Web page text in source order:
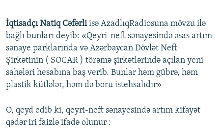
İqtisadçı Natiq Cəfərliisə AzadlıqRadiosuna mövzu ilə
bağlı bunları deyib: «Qeyri-neft sənayesində əsas artım
sənaye parklarında və Azərbaycan Dövlət Neft
Şirkətinin ( SOCAR ) törəmə şirkətlərində açılan yeni
sahələri hesabına baş verib. Bunlar həm gübrə, həm
plastik kütlələr, həm də boru istehsalıdır»
O, qeyd edib ki, qeyri-neft sənayesində artım kifayət
qədər iri faizlə ifadə olunur :